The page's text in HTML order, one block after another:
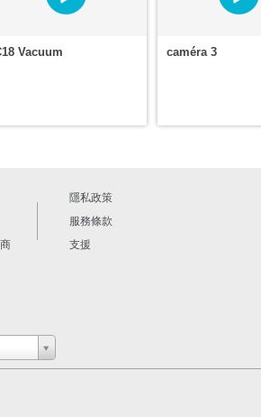
Vacuum caméra 3
隱私政策
服務條款
支援